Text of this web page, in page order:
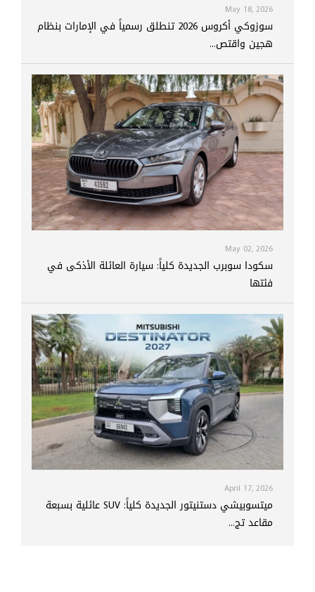
May 18, 2026
سوزوكي أكروس 2026 تنطلق رسمياً في الإمارات بنظام
هجين واقتص...
May 02, 2026
سكودا سوبرب الجديدة كلياً: سيارة العائلة الأذكى في
فئتها
April 17, 2026
ميتسوبيشي دستنيتور الجديدة كلياً: SUV عائلية بسبعة
مقاعد تج...